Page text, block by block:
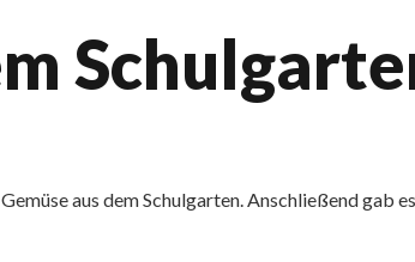
aus dem Schulgarten. Anschließend gab